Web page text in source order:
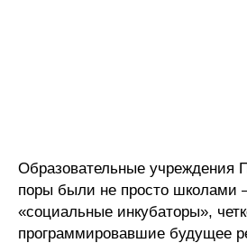
Образовательные учреждения
поры были не просто школами
«социальные инкубаторы»,
программировавшие будущее